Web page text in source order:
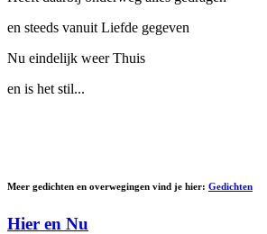
en steeds vanuit Liefde gegeven
Nu eindelijk weer Thuis
en is het stil...
Meer gedichten en overwegingen vind je hier: Gedichten
Hier en Nu